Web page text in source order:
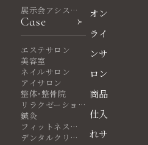
展示会アシスタ
ント
Case
エステサロン
美容室
ネイルサロン
アイサロン
整体・整骨院
リラクゼーショ
ンサロン
鍼灸
フィットネスヨ
ガ
デンタルクリニ
オン
ライ
ンサ
ロン
商品
仕入
れサ